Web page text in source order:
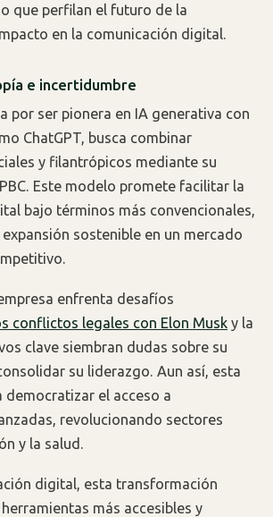
que perfilan el futuro de la
en la comunicación digital.
e incertidumbre
por ser pionera en IA generativa con
ChatGPT, busca combinar
y filantrópicos mediante su
Este modelo promete facilitar la
bajo términos más convencionales,
sostenible en un mercado
enfrenta desafíos
conflictos legales con Elon Musk y la
clave siembran dudas sobre su
su liderazgo. Aun así, esta
democratizar el acceso a
revolucionando sectores
y la salud.
digital, esta transformación
más accesibles y